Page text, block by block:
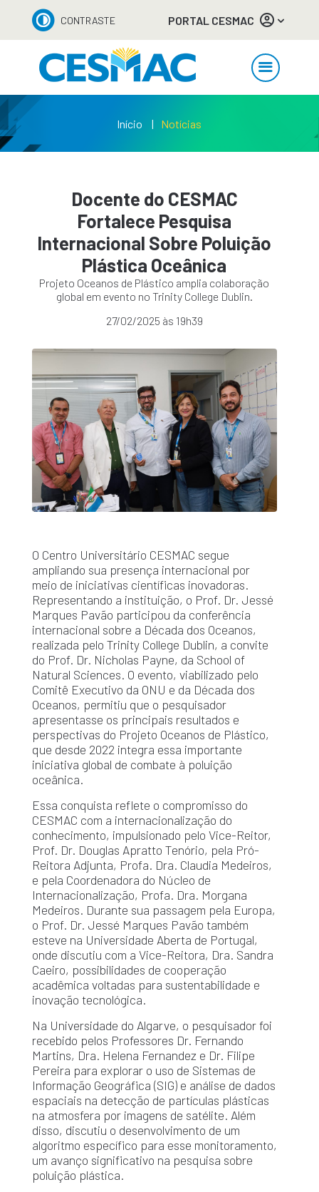
CONTRASTE PORTAL CESMAC
Início Notícias
Docente do CESMAC
Fortalece Pesquisa
Internacional Sobre Poluição
Plástica Oceânica
Projeto Oceanos de Plástico amplia colaboração
global em evento no Trinity College Dublin.
27/02/2025 às 19h39
O Centro Universitário CESMAC segue
ampliando sua presença internacional por
meio de iniciativas científicas inovadoras.
Representando a instituição, o Prof. Dr. Jessé
Marques Pavão participou da conferência
internacional sobre a Década dos Oceanos,
realizada pelo Trinity College Dublin, a convite
do Prof. Dr. Nicholas Payne, da School of
Natural Sciences. O evento, viabilizado pelo
Comitê Executivo da ONU e da Década dos
Oceanos, permitiu que o pesquisador
apresentasse os principais resultados e
perspectivas do Projeto Oceanos de Plástico,
que desde 2022 integra essa importante
iniciativa global de combate à poluição
oceânica.
Essa conquista reflete o compromisso do
CESMAC com a internacionalização do
conhecimento, impulsionado pelo Vice-Reitor,
Prof. Dr. Douglas Apratto Tenório, pela Pró-
Reitora Adjunta, Profa. Dra. Claudia Medeiros,
e pela Coordenadora do Núcleo de
Internacionalização, Profa. Dra. Morgana
Medeiros. Durante sua passagem pela Europa,
o Prof. Dr. Jessé Marques Pavão também
esteve na Universidade Aberta de Portugal,
onde discutiu com a Vice-Reitora, Dra. Sandra
Caeiro, possibilidades de cooperação
acadêmica voltadas para sustentabilidade e
inovação tecnológica.
Na Universidade do Algarve, o pesquisador foi
recebido pelos Professores Dr. Fernando
Martins, Dra. Helena Fernandez e Dr. Filipe
Pereira para explorar o uso de Sistemas de
Informação Geográfica (SIG) e análise de dados
espaciais na detecção de partículas plásticas
na atmosfera por imagens de satélite. Além
disso, discutiu o desenvolvimento de um
algoritmo específico para esse monitoramento,
um avanço significativo na pesquisa sobre
poluição plástica.